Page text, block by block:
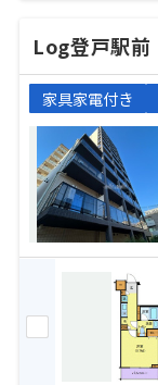
Log登戸駅前
家具家電付き